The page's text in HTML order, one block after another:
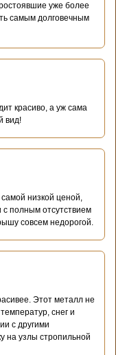
уже более
самым долговечным
красиво, а уж сама
вид!
низкой ценой,
с полным отсутствием
совсем недорогой.
Этот металл не
снег и
с другими
на узлы стропильной